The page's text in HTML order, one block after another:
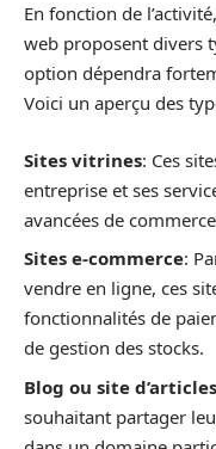
En fonction de
web proposent divers
option dépendra
Voici un aperçu des
Sites vitrines: Ces
entreprise et ses
avancées de
Sites e-commerce:
vendre en ligne, ces
fonctionnalités de
de gestion des stocks.
Blog ou site d’articles
souhaitant partager